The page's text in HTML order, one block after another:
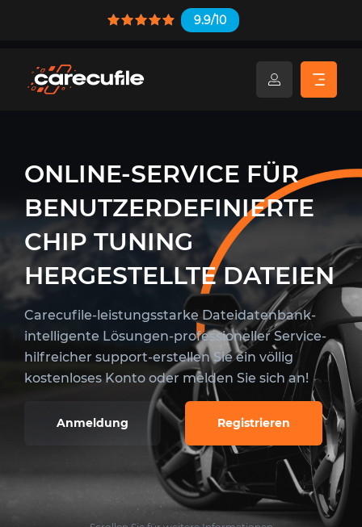
9.9/10
ONLINE-SERVICE FÜR
BENUTZERDEFINIERTE
CHIP TUNING
HERGESTELLTE DATEIEN
Carecufile-leistungsstarke Dateidatenbank-
intelligente Lösungen-professioneller Service-
hilfreicher support-erstellen Sie ein völlig
kostenloses Konto oder melden Sie sich an!
Anmeldung Registrieren